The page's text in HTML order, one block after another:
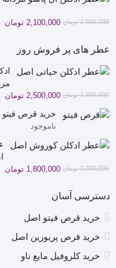
2,500,000 تومان
قیمت
2,500,000 تومان
2,100,000 تومان
قیمت
2,100,000 تومان
عطر های پر فروش روز
2,900,000 تومان
قیمت
اصلی
2,900,000 تومان
2,500,000 تومان
قیمت
فعلی
2,500,000 تومان
خرید قرص فیتو
ناموجود
2,300,000 تومان
قیمت
2,300,000 تومان
1,800,000 تومان
قیمت
1,800,000 تومان
دسترسی آسان
خرید قرص فیتو اصل
خرید قرص پریورین اصل
خرید کلروفیل مایع ناو